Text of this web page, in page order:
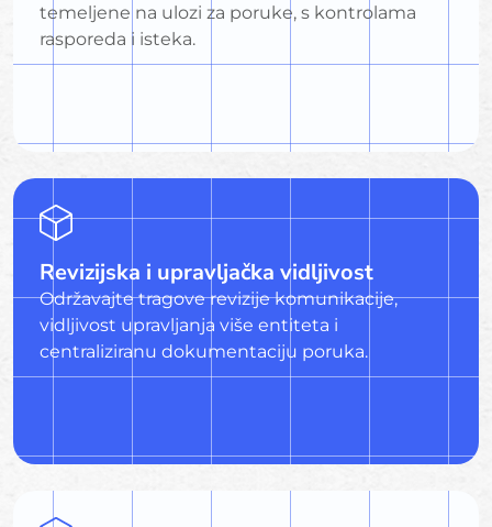
temeljene na ulozi za poruke, s kontrolama
rasporeda i isteka.
Revizijska i upravljačka vidljivost
Održavajte tragove revizije komunikacije,
vidljivost upravljanja više entiteta i
centraliziranu dokumentaciju poruka.